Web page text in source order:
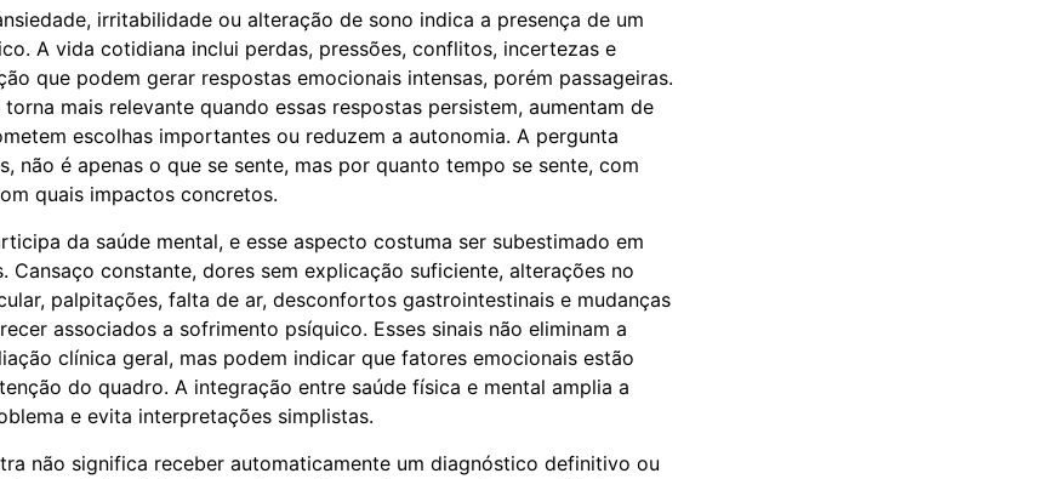
irritabilidade ou alteração de sono indica a presença de um
A vida cotidiana inclui perdas, pressões, conflitos, incertezas e
que podem gerar respostas emocionais intensas, porém passageiras.
mais relevante quando essas respostas persistem, aumentam de
escolhas importantes ou reduzem a autonomia. A pergunta
não é apenas o que se sente, mas por quanto tempo se sente, com
quais impactos concretos.
da saúde mental, e esse aspecto costuma ser subestimado em
Cansaço constante, dores sem explicação suficiente, alterações no
palpitações, falta de ar, desconfortos gastrointestinais e mudanças
associados a sofrimento psíquico. Esses sinais não eliminam a
clínica geral, mas podem indicar que fatores emocionais estão
do quadro. A integração entre saúde física e mental amplia a
e evita interpretações simplistas.
não significa receber automaticamente um diagnóstico definitivo ou